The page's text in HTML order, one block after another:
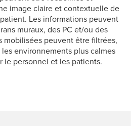
image claire et contextuelle de
Les informations peuvent
muraux, des PC et/ou des
mobilisées peuvent être filtrées,
environnements plus calmes
le personnel et les patients.